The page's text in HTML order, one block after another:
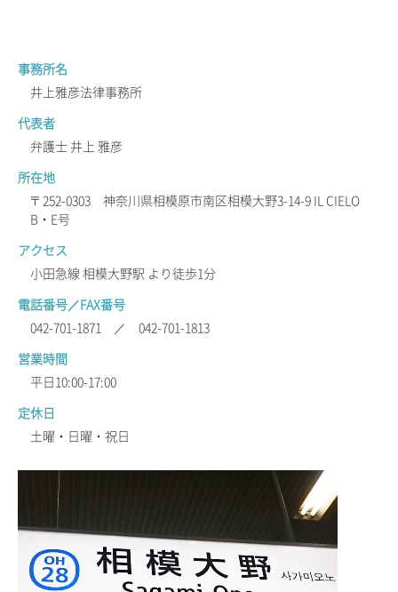
事務所名
井上雅彦法律事務所
代表者
弁護士 井上 雅彦
所在地
〒252-0303 神奈川県相模原市南区相模大野3-14-9 IL CIELO
B・E号
アクセス
小田急線 相模大野駅 より徒歩1分
電話番号／FAX番号
042-701-1871 ／ 042-701-1813
営業時間
平日10:00-17:00
定休日
土曜・日曜・祝日